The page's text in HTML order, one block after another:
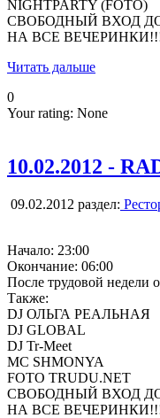
NIGHTPARTY (FOTO)
СВОБОДНЫЙ ВХОД ДО
НА ВСЕ
Читать дальше
0
Your rating: None
10.02.2012 -
09.02.2012 раздел:
Начало: 23:00
Окончание: 06:00
После трудовой недели
Также:
DJ ОЛЬГА РЕАЛЬНАЯ
DJ GLOBAL
DJ Tr-Meet
MC SHMONYA
FOTO TRUDU.NET
СВОБОДНЫЙ ВХОД ДО
НА ВСЕ